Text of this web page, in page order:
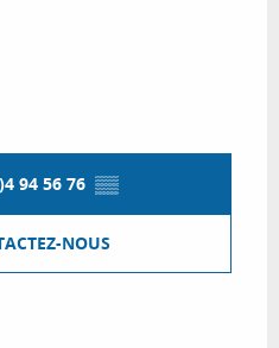
94 56 76 ▒▒
NOUS